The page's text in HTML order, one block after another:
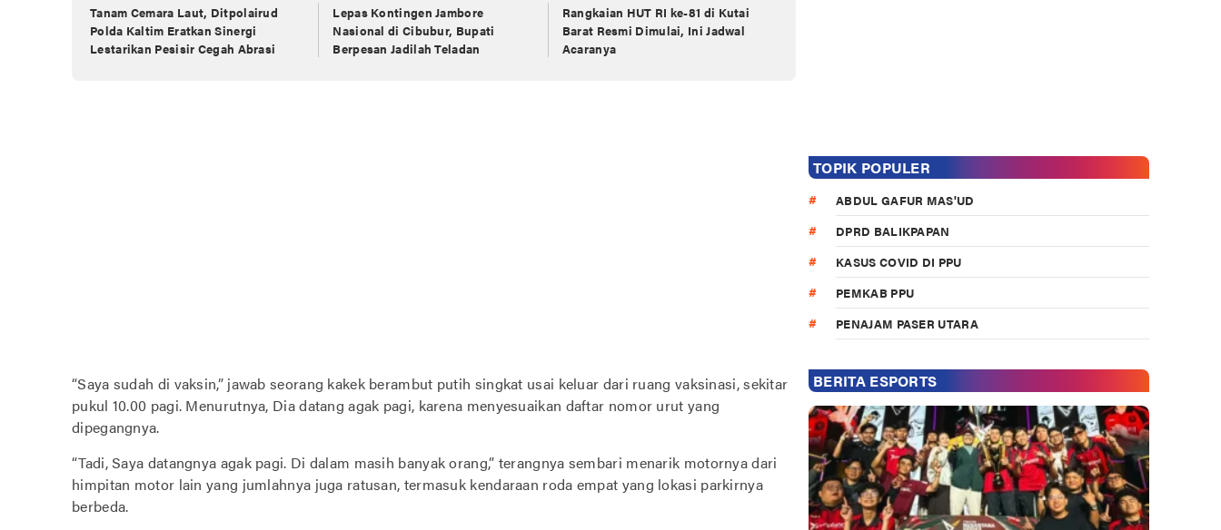
Tanam Cemara Laut, Ditpolairud
Polda Kaltim Eratkan Sinergi
Lestarikan Pesisir Cegah Abrasi
Lepas Kontingen Jambore
Nasional di Cibubur, Bupati
Berpesan Jadilah Teladan
Rangkaian HUT RI ke-81 di Kutai
Barat Resmi Dimulai, Ini Jadwal
Acaranya
“Saya sudah di vaksin,” jawab seorang kakek berambut putih singkat usai keluar dari ruang vaksinasi, sekitar
pukul 10.00 pagi. Menurutnya, Dia datang agak pagi, karena menyesuaikan daftar nomor urut yang
dipegangnya.
“Tadi, Saya datangnya agak pagi. Di dalam masih banyak orang,” terangnya sembari menarik motornya dari
himpitan motor lain yang jumlahnya juga ratusan, termasuk kendaraan roda empat yang lokasi parkirnya
berbeda.
TOPIK POPULER
ABDUL GAFUR MAS'UD
DPRD BALIKPAPAN
KASUS COVID DI PPU
PEMKAB PPU
PENAJAM PASER UTARA
BERITA ESPORTS